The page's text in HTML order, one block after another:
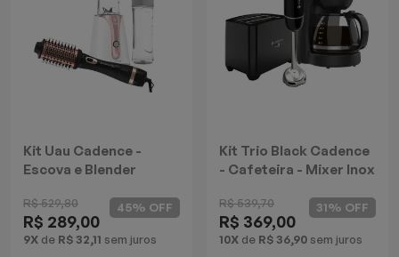
Kit Uau Cadence -
Escova e Blender
R$ 529,80
R$ 289,00
9X de R$ 32,11 sem juros
45% OFF
Kit Trio Black Cadence
- Cafeteira - Mixer Inox
R$ 539,70
R$ 369,00
10X de R$ 36,90 sem juros
31% OFF